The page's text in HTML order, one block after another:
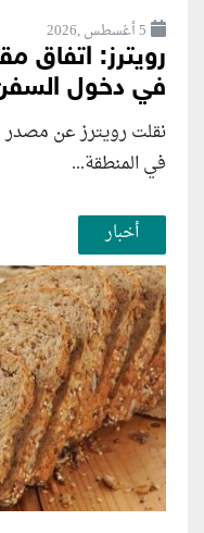
5 أغسطس ,2026
رويترز: اتفاق
في دخول
نقلت رويترز عن مصدر
في المنطقة...
أخبار